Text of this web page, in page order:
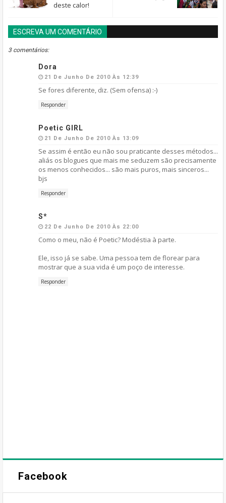
deste calor!
ESCREVA UM COMENTÁRIO
3 comentários:
Dora
21 De Junho De 2010 Às 12:39
Se fores diferente, diz. (Sem ofensa) :-)
Responder
Poetic GIRL
21 De Junho De 2010 Às 13:09
Se assim é então eu não sou praticante desses métodos...
aliás os blogues que mais me seduzem são precisamente
os menos conhecidos... são mais puros, mais sinceros...
bjs
Responder
S*
22 De Junho De 2010 Às 22:00
Como o meu, não é Poetic? Modéstia à parte.
Ele, isso já se sabe. Uma pessoa tem de florear para
mostrar que a sua vida é um poço de interesse.
Responder
Facebook